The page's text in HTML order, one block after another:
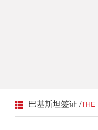
巴基斯坦签证 /THE